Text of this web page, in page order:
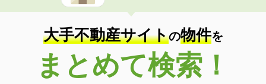
大手不動産サイトの物件を
まとめて検索！